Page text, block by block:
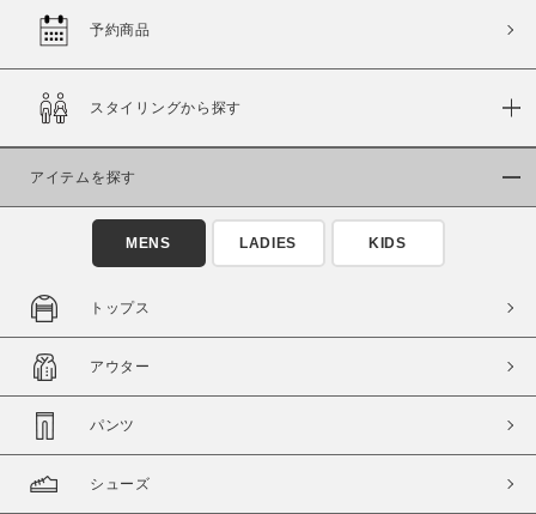
商品タイプ
通常商品
セール価格 WEB限定
在庫
在庫あり
予約商品
スタイリングから探す
アイテムを探す
MENS LADIES KIDS
トップス
アウター
パンツ
シューズ